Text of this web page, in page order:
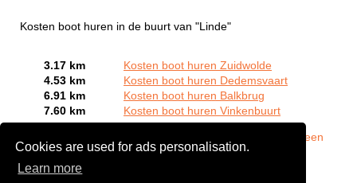
Cookies are used for ads personalisation.
Learn more
Kosten boot huren in de buurt van "Linde"
3.17 km
Kosten boot huren Zuidwolde
4.53 km
Kosten boot huren Dedemsvaart
6.91 km
Kosten boot huren Balkbrug
7.60 km
Kosten boot huren Vinkenbuurt
Meld een
bedrijf gratis aan